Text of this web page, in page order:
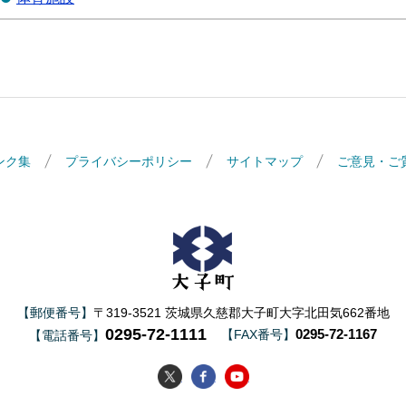
ク集 プライバシーポリシー サイトマップ ご意見・ご
【郵便番号】 〒319-3521 茨城県久慈郡大子町大字北田気662番地
【電話番号】 0295-72-1111 【FAX番号】 0295-72-1167
大子町Twitter
大子町Facebook
大子町YouTube